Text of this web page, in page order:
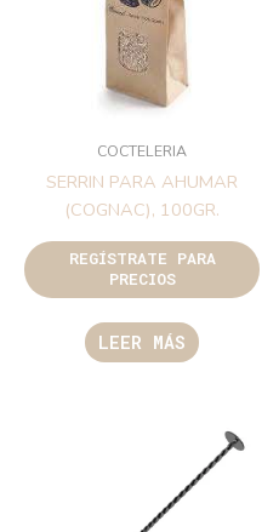
COCTELERIA
SERRIN PARA AHUMAR
(COGNAC), 100GR.
REGÍSTRATE PARA
PRECIOS
LEER MÁS